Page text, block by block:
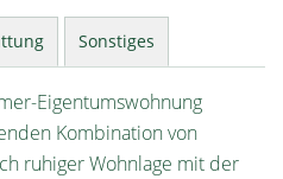
Sonstiges
Eigentumswohnung
Kombination von
ruhiger Wohnlage mit der